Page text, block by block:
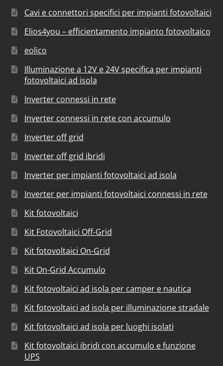
Cavi e connettori specifici per impianti fotovoltaici
Elios4you – efficientamento impianto fotovoltaico
eolico
Illuminazione a 12V e 24V specifica per impianti
fotovoltaici ad isola
Inverter connessi in rete
Inverter connessi in rete con accumulo
Inverter off grid
Inverter off grid ibridi
Inverter per impianti fotovoltaici ad isola
Inverter per impianti fotovoltaici connessi in rete
Kit fotovoltaici
Kit Fotovoltaici Off-Grid
Kit fotovoltaici On-Grid
Kit On-Grid Accumulo
Kit fotovoltaici ad isola per camper e nautica
Kit fotovoltaici ad isola per illuminazione stradale
Kit fotovoltaici ad isola per luoghi isolati
Kit fotovoltaici ibridi con accumulo e funzione
UPS